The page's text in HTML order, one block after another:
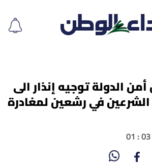
الدولة توجيه إنذار الى
الشرعين في رشعين لمغادرة